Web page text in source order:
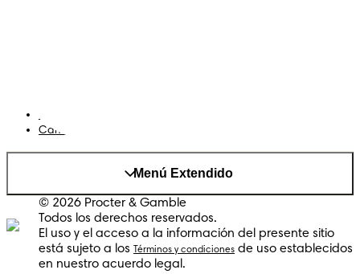
Cambiar el país/region
Menú Extendido
© 2026 Procter & Gamble
Todos los derechos reservados.
El uso y el acceso a la información del presente sitio
está sujeto a los
Términos y condiciones de uso establecidos
en nuestro acuerdo legal.